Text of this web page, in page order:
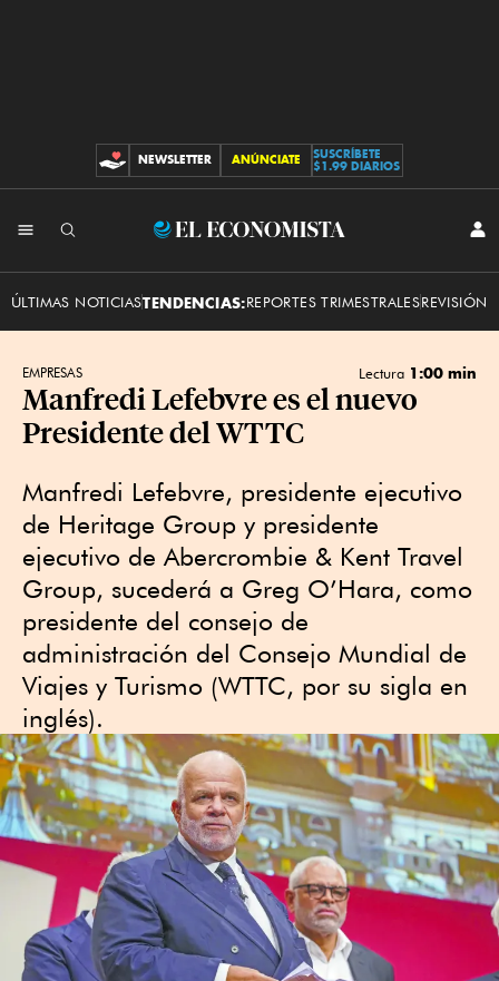
CONTRIBUCIONES
NEWSLETTER ANÚNCIATE
SUSCRÍBETE
$1.99 DIARIOS
El
ÚLTIMAS NOTICIASTENDENCIAS:REPORTES TRIMESTRALESREVISIÓN
EMPRESAS Lectura 1:00 min
Manfredi Lefebvre es el nuevo
Presidente del WTTC
Manfredi Lefebvre, presidente ejecutivo
de Heritage Group y presidente
ejecutivo de Abercrombie & Kent Travel
Group, sucederá a Greg O’Hara, como
presidente del consejo de
administración del Consejo Mundial de
Viajes y Turismo (WTTC, por su sigla en
inglés).